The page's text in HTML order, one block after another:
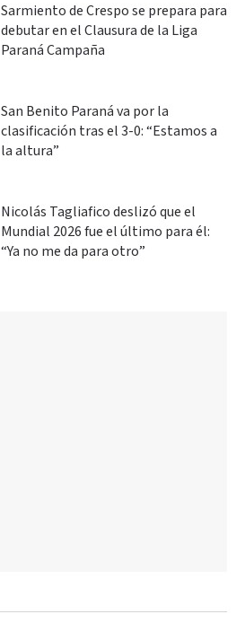
Sarmiento de Crespo se prepara para
debutar en el Clausura de la Liga
Paraná Campaña
San Benito Paraná va por la
clasificación tras el 3-0: “Estamos a
la altura”
Nicolás Tagliafico deslizó que el
Mundial 2026 fue el último para él:
“Ya no me da para otro”